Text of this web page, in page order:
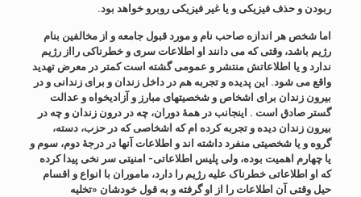
ربودن و حذف فیزیکی و یا غیر فیزیکی روبرو خواهد بود.
اما شخص هر اندازه صاحب نام و مورد قبول جامعه و از مخالفین بنام
رژیم باشد، وقتی که می دانند او اطلاعات سری و خطرناکی رااز رژیم
ندارد و یا اطلاعاتش منتشر و عمومی گشته است کمتر در معرض تهدید
واقع می شود. این پدیده و تجربه هم در داخل زندان و برای زندانی و در
بیرون زندان برای اشخاص و شخصیتهای مبارز و آزادیخواه و عدالت
گستر صادق است . اینجانب در همۀ دوران، چه در درون زندان و چه در
بیرون زندان دیده و تجربه کرده ام که اشخاصی که در حزب، دسته،
گروه و یا شخصیتی منفرد داشته اند و اطلاعات آنها در درجۀ دوم، سوم و
یا چهارم اهمیت بوده، ولی پلیس اطلاعاتی- امنیتی سر نخی پیدا کرده
که او اطلاعاتی خطرناک علیه رژیم را دارد، ماموران با انواع و اقسام
حیل وقتی آن اطلاعات را از او گرفته و به قول خودشان «تخلیه